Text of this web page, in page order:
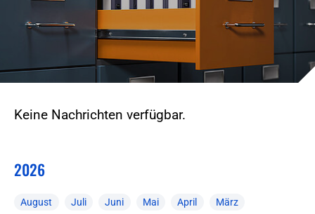
Keine Nachrichten verfügbar.
2026
August Juli Juni Mai April März